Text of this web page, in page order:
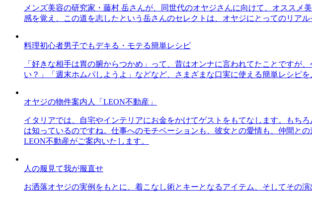
メンズ美容の研究家・藤村 岳さんが、同世代のオヤジさんに向けて、オスス
感を覚え、この道を志したという岳さんのセレクトは、オヤジにとってのリアル
料理初心者男子でもデキる・モテる簡単レシピ
「好きな相手は胃の腑からつかめ」って、昔はオンナに言われてたことです
い？」「週末ホムパしようよ」などなど、さまざまな口実に使える簡単レシピを
オヤジの物件案内人「LEON不動産」
イタリアでは、自宅やインテリアにお金をかけてゲストをもてなします。もち
は知っているのですね。仕事へのモチベーションも、彼女との愛情も、仲間と
LEON不動産がご案内いたします。
人の服見て我が服直せ
お洒落オヤジの実例をもとに、着こなし術とキーとなるアイテム、そしてその演